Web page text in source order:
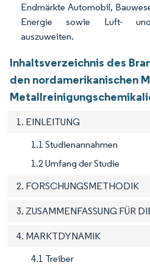
Endmärkte Automobil,
Energie sowie Luft- und
auszuweiten.
Inhaltsverzeichnis des
den nordamerikanischen
1. EINLEITUNG
1.1 Studienannahmen
1.2 Umfang der Studie
2. FORSCHUNGSMETHODIK
3. ZUSAMMENFASSUNG FÜR
4. MARKTDYNAMIK
4.1 Treiber